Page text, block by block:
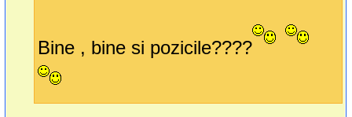
Bine , bine si pozicile????